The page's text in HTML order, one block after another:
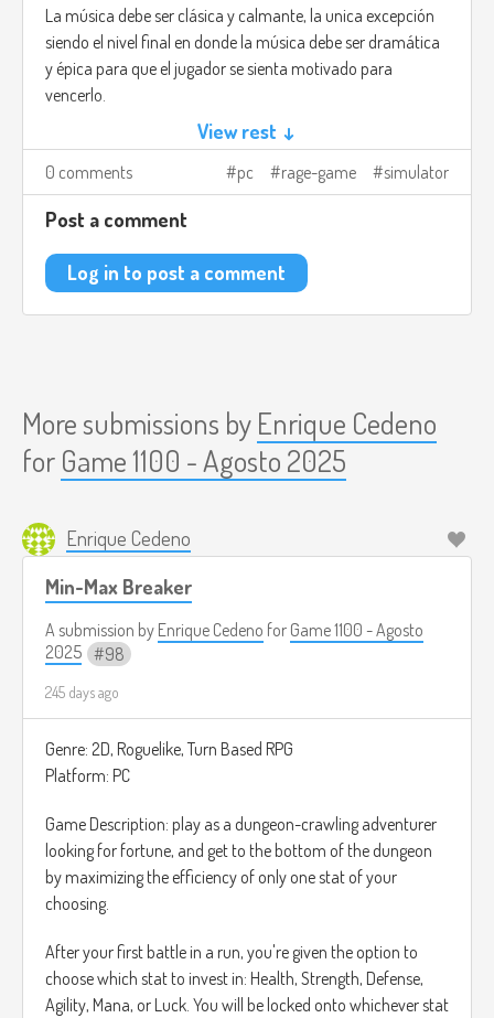
La música debe ser clásica y calmante, la unica excepción
siendo el nivel final en donde la música debe ser dramática
y épica para que el jugador se sienta motivado para
vencerlo.
Imagen de ejemplo tomada de shutterstock
View rest ↓
0 comments pc rage-game simulator
Post a comment
Log in to post a comment
More submissions by Enrique Cedeno
for Game 1100 - Agosto 2025
Enrique Cedeno
Min-Max Breaker
A submission by Enrique Cedeno for Game 1100 - Agosto
2025
98
245 days ago
Genre: 2D, Roguelike, Turn Based RPG
Platform: PC
Game Description: play as a dungeon-crawling adventurer
looking for fortune, and get to the bottom of the dungeon
by maximizing the efficiency of only one stat of your
choosing.
After your first battle in a run, you're given the option to
choose which stat to invest in: Health, Strength, Defense,
Agility, Mana, or Luck. You will be locked onto whichever stat